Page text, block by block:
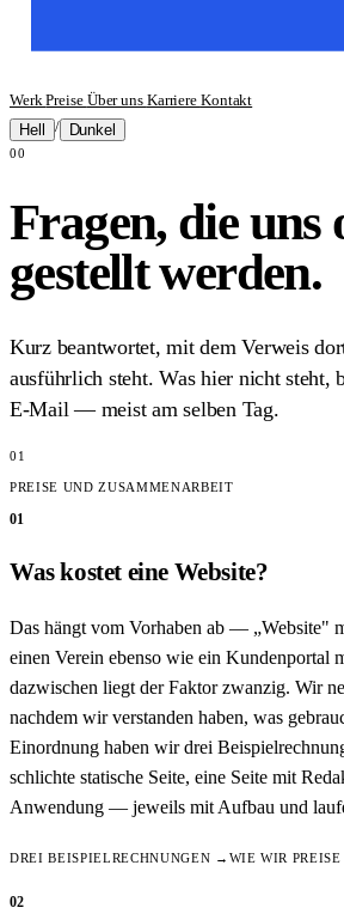
WerkPreise Über uns Karriere Kontakt
Hell
/ Dunkel
00
Fragen, die uns
gestellt werden.
Kurz beantwortet, mit dem Verweis
ausführlich steht. Was hier nicht steht,
E-Mail — meist am selben Tag.
01
PREISE UND ZUSAMMENARBEIT
01
Was kostet eine Website?
Das hängt vom Vorhaben ab — „Website"
einen Verein ebenso wie ein Kundenportal
dazwischen liegt der Faktor zwanzig. Wir
nachdem wir verstanden haben, was
Einordnung haben wir drei
schlichte statische Seite, eine Seite mit
Anwendung — jeweils mit Aufbau und
DREI BEISPIELRECHNUNGEN → WIE WIR
02